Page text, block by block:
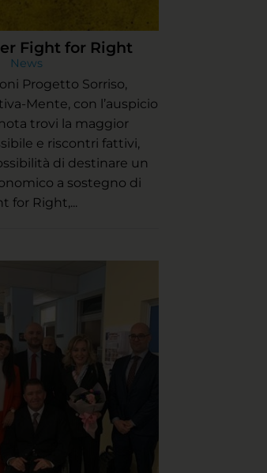
Fight for Right
News
Progetto Sorriso,
Mente, con l’auspicio
trovi la maggior
e riscontri fattivi,
di destinare un
a sostegno di
for Right,...